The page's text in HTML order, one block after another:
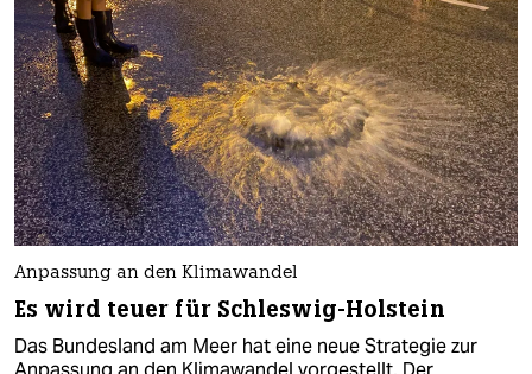
Anpassung an den Klimawandel
Es wird teuer für Schleswig-Holstein
Das Bundesland am Meer hat eine neue Strategie zur